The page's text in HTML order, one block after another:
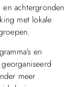
achtergronden
met lokale
en
meer